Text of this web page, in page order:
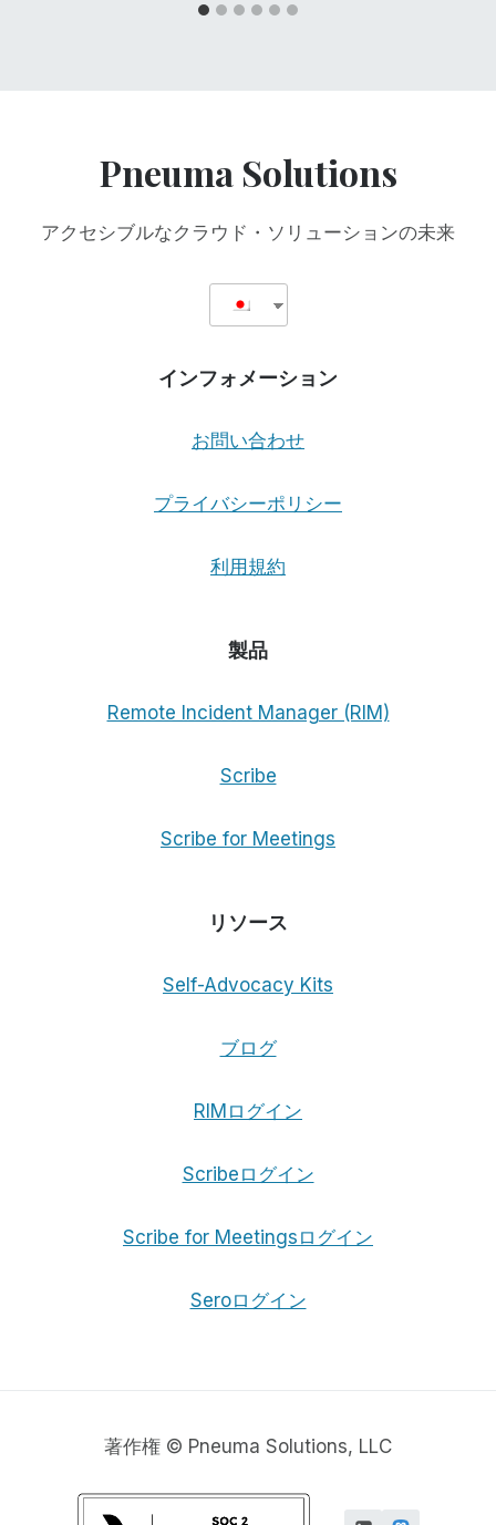
Pneuma Solutions
アクセシブルなクラウド・ソリューションの未来
インフォメーション
お問い合わせ
プライバシーポリシー
利用規約
製品
Remote Incident Manager (RIM)
Scribe
Scribe for Meetings
リソース
Self-Advocacy Kits
ブログ
RIMログイン
Scribeログイン
Scribe for Meetingsログイン
Seroログイン
著作権 © Pneuma Solutions, LLC